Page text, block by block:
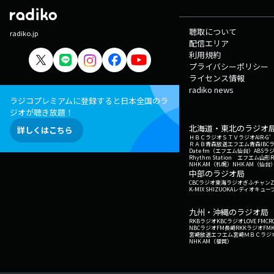
radiko.jp
ラジコプレミアムに登録すると日本全国のラ
ジオが聴き放題！
詳しくはこちら
聴取について
配信エリア
利用規約
プライバシーポリシー
ライセンス情報
radiko news
北海道・東北のラジオ
ＨＢＣラジオＳＴＶラジオAIR-G'
ＲＡＢ青森放送エフエム青森IBC
Date fm（エフエム仙台） ABSラ
Rhythm Station エフエム山形
NHK AM（札幌） NHK AM（仙台
中部のラジオ局
CBCラジオ東海ラジオぎふチャン
K-MIX SHIZUOKAレディオキュー
九州・沖縄のラジオ局
RKBラジオKBCラジオLOVE FM
NBCラジオFM長崎RKKラジオ
宮崎放送エフエム宮崎ＭＢＣラジ
NHK AM（福岡）